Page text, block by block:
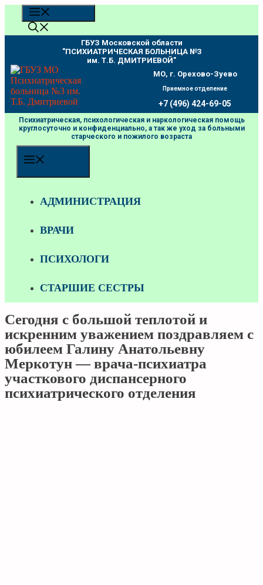
Перейти
содержимому
ГБУЗ Московской области
"ПCИХИАТРИЧЕСКАЯ БОЛЬНИЦА №3
им. Т.Б. ДМИТРИЕВОЙ"
МО, г. Орехово-Зуево
Приемное отделение
+7 (496) 424-69-05
Психиатрическая, психологическая и наркологическая помощь
круглосуточно и конфиденциально, а так же уход за больными
старческого и пожилого возраста
АДМИНИСТРАЦИЯ
ВРАЧИ
ПСИХОЛОГИ
СТАРШИЕ СЕСТРЫ
Сегодня с большой теплотой и
искренним уважением поздравляем с
юбилеем Галину Анатольевну
Меркотун — врача-психиатра
участкового диспансерного
психиатрического отделения